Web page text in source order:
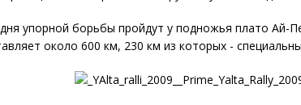
упорной борьбы пройдут у подножья плато Ай-
около 600 км, 230 км из которых -